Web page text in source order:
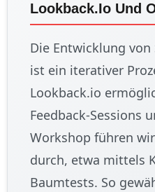
Lookback.io Und
Die Entwicklung
ist ein iterativer
Lookback.io
Feedback-Sessions
Workshop führen
durch, etwa mittels
Baumtests. So